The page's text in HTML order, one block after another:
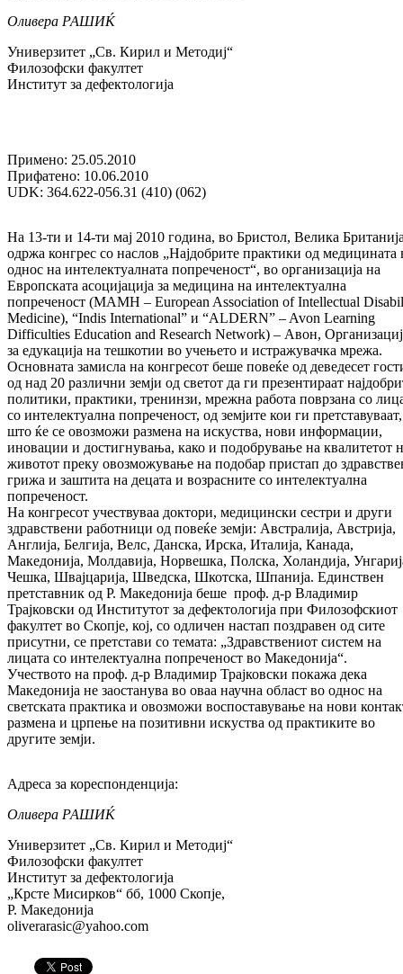
Оливера РАШИЌ
Универзитет „Св. Кирил и Методиј“
Филозофски факултет
Институт за дефектологија
Примено: 25.05.2010
Прифатено: 10.06.2010
UDK: 364.622-056.31 (410) (062)
На 13-ти и 14-ти мај 2010 година, во Бристол, Велика
одржа конгрес со наслов „Најдобрите практики од медицината
однос на интелектуалната попреченост“, во организација на
Европската aсоцијација за медицина на интелектуална
попреченост (MAMH – European Association of Intellectual
Medicine), “Indis International” и “ALDERN” – Avon Learning
Difficulties Education and Research Network) – Авон,
за едукација на тешкотии во учењето и истражувачка мрежа.
Основната замисла на конгресот беше повеќе од деведесет
од над 20 различни земји од светот да ги презентираат
политики, практики, тренинзи, мрежна работа поврзана со
со интелектуална попреченост, од земјите кои ги
што ќе се овозможи размена на искуства, нови информации,
иновации и достигнувања, како и подобрување на квалитетот
животот преку овозможување на подобар пристап до
грижа и заштита на децата и возрасните со интелектуална
попреченост.
На конгресот учествуваа доктори, медицински сестри и други
здравствени работници од повеќе земји: Австралија, Австрија,
Англија, Белгија, Велс, Данска, Ирска, Италија, Канада,
Македонија, Молдавија, Норвешка, Полска, Холандија,
Чешка, Швајцарија, Шведска, Шкотска, Шпанија. Единствен
претставник од Р. Македонија беше проф. д-р Владимир
Трајковски од Институтот за дефектологија при Филозофскиот
факултет во Скопје, кој, со одличен настап поздравен од сите
присутни, се претстави со темата: „Здравствениот систем на
лицата со интелектуална попреченост во Македонија“.
Учеството на проф. д-р Владимир Трајковски покажа дека
Македонија не заостанува во оваа научна област во однос на
светската практика и овозможи воспоставување на нови
размена и црпење на позитивни искуства од практиките во
другите земји.
Адреса за кореспонденција:
Оливера РАШИЌ
Универзитет „Св. Кирил и Методиј“
Филозофски факултет
Институт за дефектологија
„Крсте Мисирков“ бб, 1000 Скопје,
Р. Македонија
oliverarasic@yahoo.com